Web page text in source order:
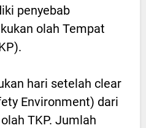
penyebab
olah Tempat
hari setelah clear
Environment) dari
TKP. Jumlah